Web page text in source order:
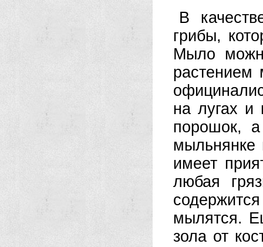
В
грибы,
Мыло
растением
на лугах и
порошок,
мыльнянке
имеет
любая
мылятся.
зола от